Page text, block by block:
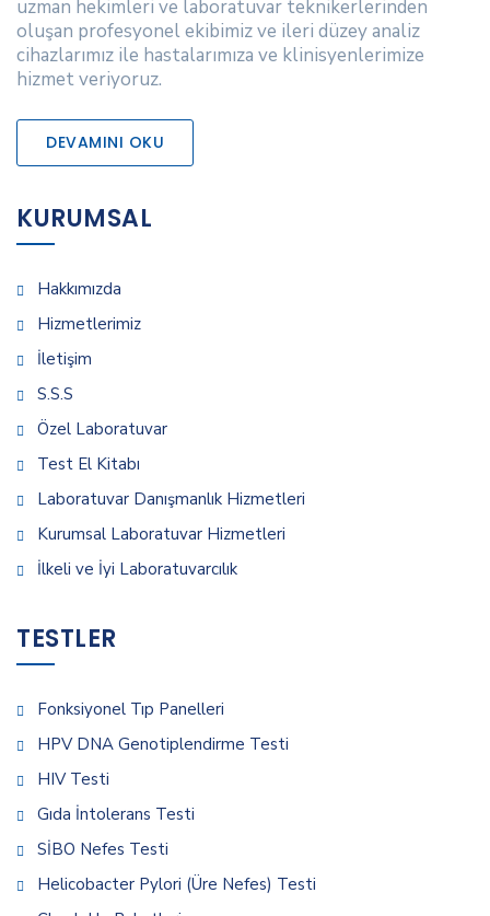
uzman hekimleri ve laboratuvar teknikerlerinden
oluşan profesyonel ekibimiz ve ileri düzey analiz
cihazlarımız ile hastalarımıza ve klinisyenlerimize
hizmet veriyoruz.
DEVAMINI OKU
KURUMSAL
Hakkımızda
Hizmetlerimiz
İletişim
S.S.S
Özel Laboratuvar
Test El Kitabı
Laboratuvar Danışmanlık Hizmetleri
Kurumsal Laboratuvar Hizmetleri
İlkeli ve İyi Laboratuvarcılık
TESTLER
Fonksiyonel Tıp Panelleri
HPV DNA Genotiplendirme Testi
HIV Testi
Gıda İntolerans Testi
SİBO Nefes Testi
Helicobacter Pylori (Üre Nefes) Testi